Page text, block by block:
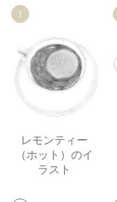
1
レモンティー
（ホット）のイ
ラスト